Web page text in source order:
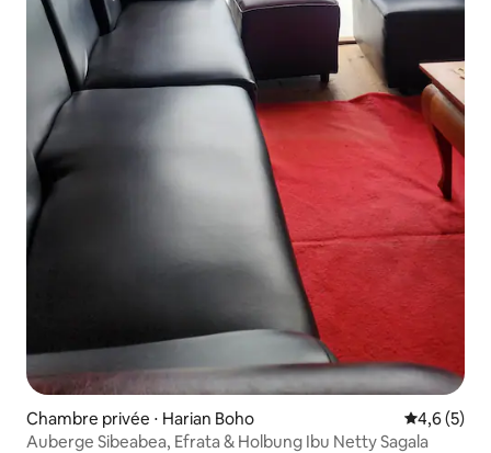
Chambre privée ⋅ Harian Boho Évaluation
4,6 (5)
Auberge Sibeabea, Efrata & Holbung Ibu Netty Sagala